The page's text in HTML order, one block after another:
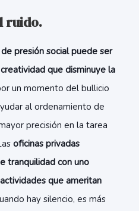
ruido.
presión social puede ser
que disminuye la
un momento del bullicio
al ordenamiento de
precisión en la tarea
oficinas privadas
tranquilidad con uno
que ameritan
hay silencio, es más